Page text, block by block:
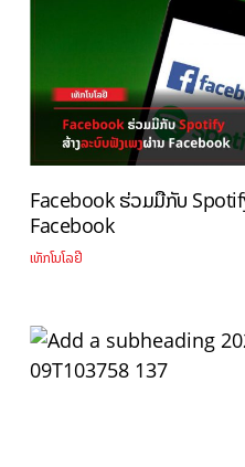
Facebook ຮ່ວມມືກັບ
Facebook
ເທັກໂນໂລຢີ